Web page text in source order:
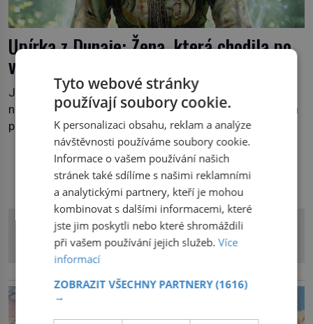
Upírka z Dunaje: Žena, která chodila po
vodě
Je pozdní noc a po hladině Dunaje kráčí žena. Neklesá,
nezanechává vlny a pohybuje se tiše, jako by černá voda
pod ní byla dlažbou. Muž, který ji z břehu pozoruje, ji
údajně poznává, jenže Ruža Vlajna má být v tu chvíli
mrtvá celé století. Vesnice Kisiljevo v severovýchodním
Srbsku má s upíry nevyřízené účty. […]
DALŠÍ ČLÁNKY Z RUBRIKY
Tyto webové stránky
používají soubory cookie.
K personalizaci obsahu, reklam a analýze
návštěvnosti používáme soubory cookie.
Informace o vašem používání našich
stránek také sdílíme s našimi reklamními
a analytickými partnery, kteří je mohou
kombinovat s dalšími informacemi, které
jste jim poskytli nebo které shromáždili
při vašem používání jejich služeb.Více
informací
ZOBRAZIT VŠECHNY PARTNERY(1616)
→